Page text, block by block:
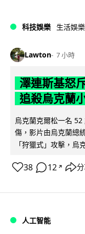
科技娛樂 生活娛樂
Lawton 7 小時
澤連斯基怒
追殺烏克蘭
烏克蘭克爾松一名
傷，影片由烏克蘭總
「狩獵式」攻擊，烏
38 12 ↗
人工智能